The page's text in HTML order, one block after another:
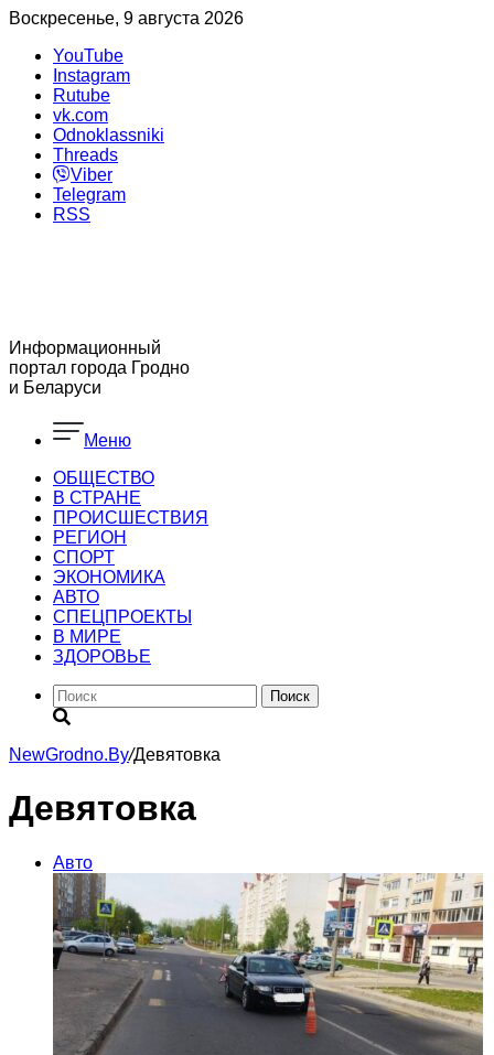
Воскресенье, 9 августа 2026
YouTube
Instagram
Rutube
vk.com
Odnoklassniki
Threads
Viber
Telegram
RSS
Информационный
портал города Гродно
и Беларуси
Меню
ОБЩЕСТВО
В СТРАНЕ
ПРОИСШЕСТВИЯ
РЕГИОН
CПОРТ
ЭКОНОМИКА
АВТО
СПЕЦПРОЕКТЫ
В МИРЕ
ЗДОРОВЬЕ
Поиск
NewGrodno.By/Девятовка
Девятовка
Авто